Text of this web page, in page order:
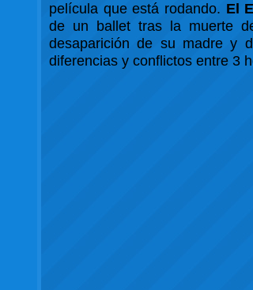
película que está rodando. El
de un ballet tras la muerte
desaparición de su madre y
diferencias y conflictos entre 3